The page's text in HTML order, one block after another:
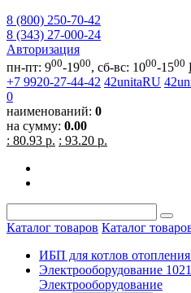
8 (800) 250-70-42
8 (343) 27-000-24
Авторизация
пн-пт: 900-1900, сб-вс: 1000-1500
+7 9920-27-44-42 42unitaRU
0
наименований: 0
на сумму: 0.00
: 80.93 р. : 93.20 р.
Каталог товаров Каталог
ИБП для котлов отопления
Электрооборудование 1021
Электрооборудование